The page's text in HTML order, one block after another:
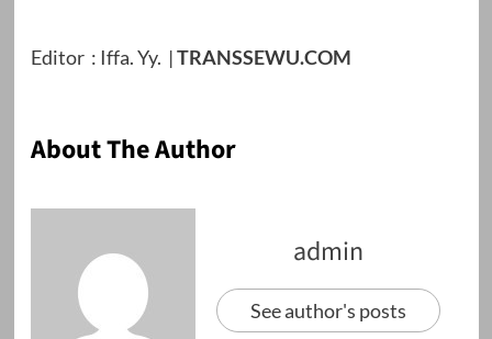
Editor : Iffa. Yy. |TRANSSEWU.COM
About The Author
admin
See author's posts